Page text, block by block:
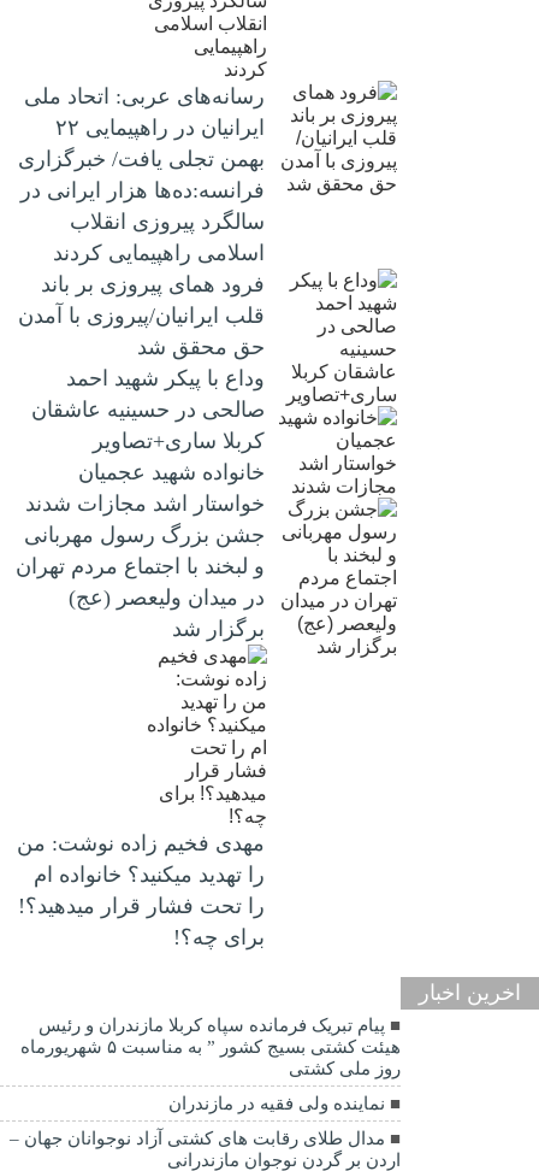
رسانه‌های عربی: اتحاد ملی
ایرانیان در راهپیمایی ۲۲
بهمن تجلی یافت/ خبرگزاری
فرانسه:ده‌ها هزار ایرانی در
سالگرد پیروزی انقلاب
اسلامی راهپیمایی کردند
فرود همای پیروزی بر باند
قلب ایرانیان/پیروزی با آمدن
حق محقق شد
وداع با پیکر شهید احمد
صالحی‌ در حسینیه عاشقان
کربلا ساری+تصاویر
خانواده شهید عجمیان
خواستار اشد مجازات شدند
جشن بزرگ رسول مهربانی
و لبخند با اجتماع مردم تهران
در میدان ولیعصر (عج)
برگزار شد
مهدی فخیم زاده نوشت: من
را تهدید میکنید؟ خانواده ام
را‌ تحت فشار قرار میدهید؟!
برای چه؟!
اخرین اخبار
پیام تبریک فرمانده سپاه کربلا مازندران و رئیس
هیئت کشتی بسیج کشور ” به مناسبت ۵ شهریورماه
روز ملی کشتی
نماينده ولی فقیه در مازندران
مدال طلای رقابت های کشتی آزاد نوجوانان جهان –
اردن بر گردن نوجوان مازندرانی